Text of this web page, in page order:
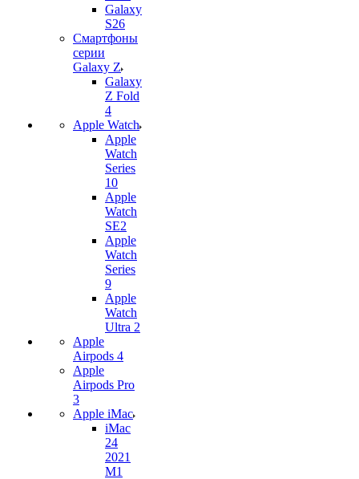
Galaxy
S26
Смартфоны
серии
Galaxy Z
Galaxy
Z Fold
4
Apple Watch
Apple
Watch
Series
10
Apple
Watch
SE2
Apple
Watch
Series
9
Apple
Watch
Ultra 2
Apple
Airpods 4
Apple
Airpods Pro
3
Apple iMac
iMac
24
2021
M1